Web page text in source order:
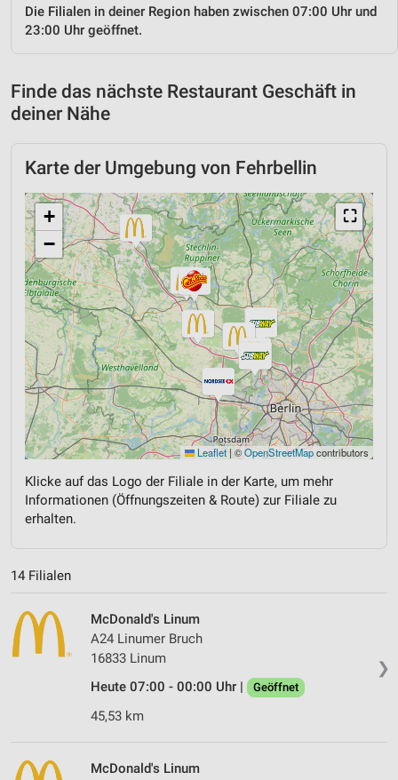
Die Filialen in deiner Region haben zwischen 07:00 Uhr und
23:00 Uhr geöffnet.
Finde das nächste Restaurant Geschäft in
deiner Nähe
Karte der Umgebung von Fehrbellin
⛶
+
−
Leaflet | ©OpenStreetMapcontributors
Klicke auf das Logo der Filiale in der Karte, um mehr
Informationen (Öffnungszeiten & Route) zur Filiale zu
erhalten.
14 Filialen
❯
McDonald's Linum
A24 Linumer Bruch
16833 Linum
Heute 07:00 - 00:00 Uhr |
Geöffnet
45,53 km
McDonald's Linum